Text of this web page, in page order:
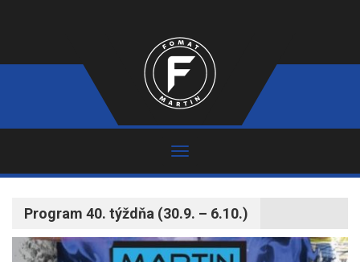
Program 40. týždňa (30.9. – 6.10.)